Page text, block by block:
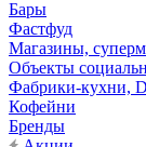
Бары
Фастфуд
Магазины,
Объекты
Фабрики-кухни,
Кофейни
Бренды